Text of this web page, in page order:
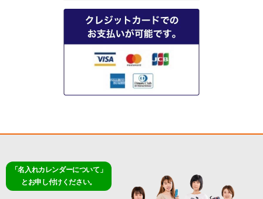
「名入れカレンダーについて」
とお申し付けください。